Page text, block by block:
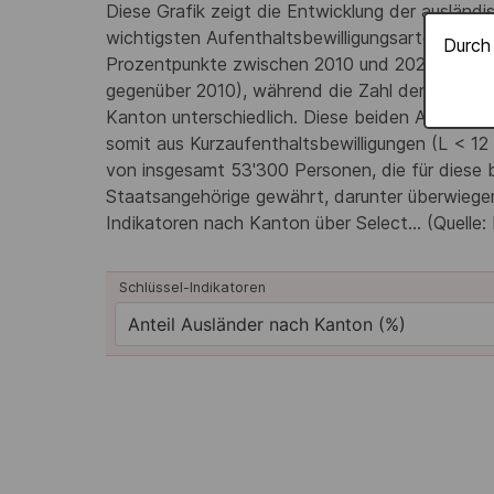
Diese Grafik zeigt die Entwicklung der
wichtigsten Aufenthaltsbewilligungsarten (B
Prozentpunkte zwischen 2010 und 2024). Im
gegenüber 2010), während die Zahl der
Kanton unterschiedlich. Diese beiden Arten
somit aus Kurzaufenthaltsbewilligungen (L <
von insgesamt 53'300 Personen, die für diese
Staatsangehörige gewährt, darunter
Indikatoren nach Kanton über Select... (Quelle:
Schlüssel-Indikatoren